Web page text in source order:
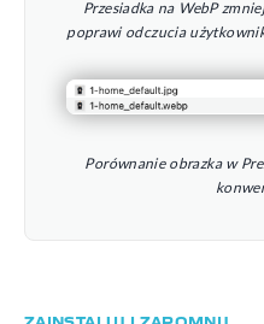
Przesiadka na WebP
poprawi odczucia
Porównanie obrazka w